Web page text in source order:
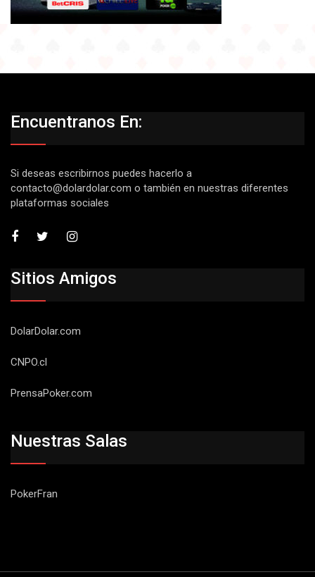
Encuentranos En:
Si deseas escribirnos puedes hacerlo a
contacto@dolardolar.com o también en nuestras diferentes
plataformas sociales
Sitios Amigos
DolarDolar.com
CNPO.cl
PrensaPoker.com
Nuestras Salas
PokerFran